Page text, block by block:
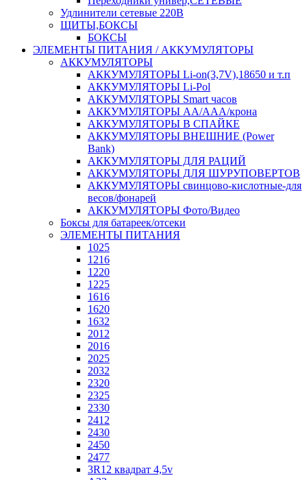
Удлинители сетевые 220В
ЩИТЫ,БОКСЫ
БОКСЫ
ЭЛЕМЕНТЫ ПИТАНИЯ / АККУМУЛЯТОРЫ
АККУМУЛЯТОРЫ
АККУМУЛЯТОРЫ Li-on(3,7V),18650 и т.п
АККУМУЛЯТОРЫ Li-Pol
АККУМУЛЯТОРЫ Smart часов
АККУМУЛЯТОРЫ АА/ААА/крона
АККУМУЛЯТОРЫ В СПАЙКЕ
АККУМУЛЯТОРЫ ВНЕШНИЕ (Power
Bank)
АККУМУЛЯТОРЫ ДЛЯ РАЦИЙ
АККУМУЛЯТОРЫ ДЛЯ ШУРУПОВЕРТОВ
АККУМУЛЯТОРЫ свинцово-кислотные-для
весов/фонарей
АККУМУЛЯТОРЫ Фото/Видео
Боксы для батареек/отсеки
ЭЛЕМЕНТЫ ПИТАНИЯ
1025
1216
1220
1225
1616
1620
1632
2012
2016
2025
2032
2320
2325
2330
2412
2430
2450
2477
3R12 квадрат 4,5v